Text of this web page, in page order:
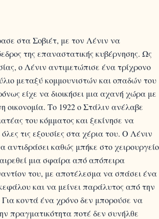
στα Σοβιέτ, με τον Λένιν να
της επαναστατικής κυβέρνησης. Ως
ο Λένιν αντιμετώπισε ένα τρίχρονο
μεταξύ κομμουνιστών και οπαδών του
είχε να διοικήσει μια αχανή χώρα με
οικονομία. Το 1922 ο Στάλιν ανέλαβε
του κόμματος και ξεκίνησε να
τις εξουσίες στα χέρια του. Ο Λένιν
αντιδράσει καθώς μπήκε στο χειρουργείο
μια σφαίρα από απόπειρα
του, με αποτέλεσμα να σπάσει ένα
και να μείνει παράλυτος από την
κοντά ένα χρόνο δεν μπορούσε να
πραγματικότητα ποτέ δεν συνήλθε